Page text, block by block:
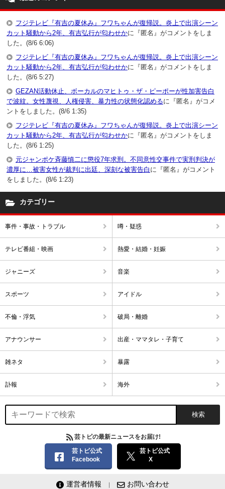
フジテレビ『有吉の夏休み』フワちゃんが復帰説。炎上で出演シーン
カット騒動から2年、有吉弘行が匂わせかに『匿名』がコメントをしま
した。(8/6 6:06)
フジテレビ『有吉の夏休み』フワちゃんが復帰説。炎上で出演シーン
カット騒動から2年、有吉弘行が匂わせかに『匿名』がコメントをしま
した。(8/6 5:27)
GEZAN活動休止、ボーカルのマヒトゥ・ザ・ピーポーが性加害告白
で波紋。女性蔑視、人権侵害、暴力性の状態化認めるに『匿名』がコメ
ントをしました。(8/6 1:35)
フジテレビ『有吉の夏休み』フワちゃんが復帰説。炎上で出演シーン
カット騒動から2年、有吉弘行が匂わせかに『匿名』がコメントをしま
した。(8/6 1:25)
元ジャンポケ斉藤慎二に懲役7年求刑。不同意性交事件で実刑判決が
濃厚に…被害女性が裁判に出廷、深刻な被害告白 に『匿名』がコメント
をしました。(8/6 1:23)
カテゴリー
事件・事故・トラブル 噂・疑惑
テレビ番組・映画 熱愛・結婚・妊娠
ジャニーズ 音楽
スポーツ アイドル
不倫・浮気 破局・離婚
アナウンサー 出産・ママタレ・子育て
雑ネタ 暴露
訃報 海外
芸トピの最新ニュースをお届け!
芸トピ公式
Facebook
芸トピ公式
X
運営者情報 お問い合わせ